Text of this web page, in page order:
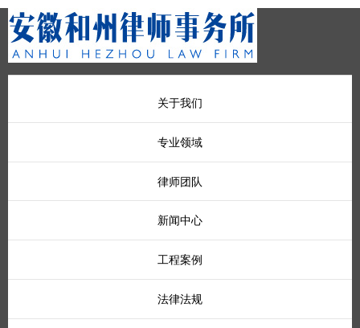
关于我们
专业领域
律师团队
新闻中心
工程案例
法律法规